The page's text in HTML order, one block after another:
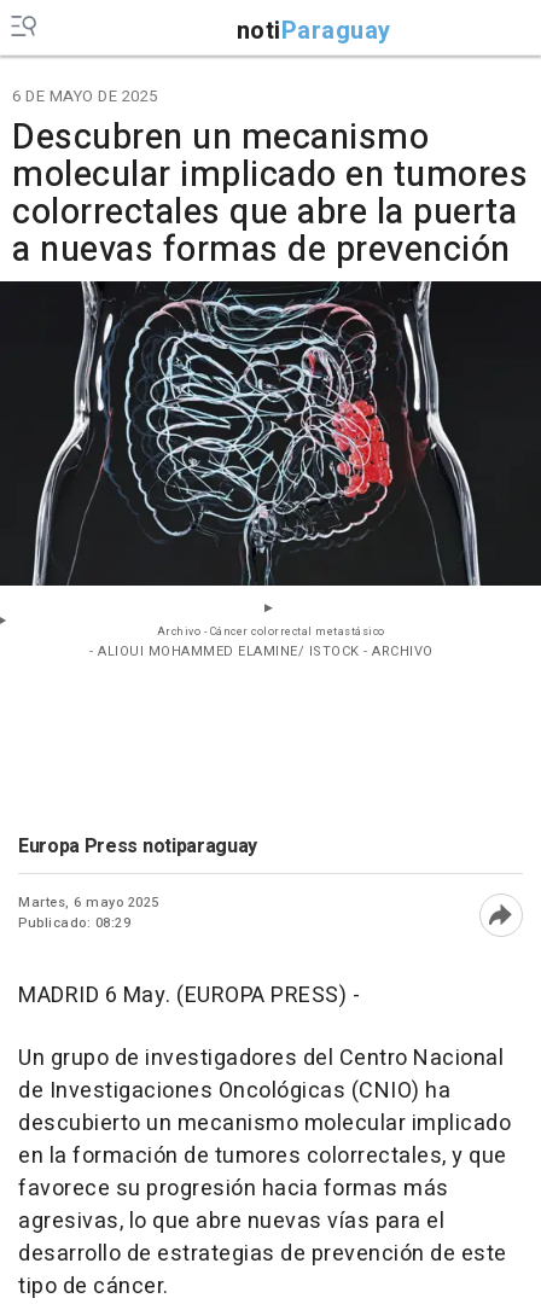
notiParaguay
6 DE MAYO DE 2025
Descubren un mecanismo
molecular implicado en tumores
colorrectales que abre la puerta
a nuevas formas de prevención
Archivo - Cáncer colorrectal metastásico
- ALIOUI MOHAMMED ELAMINE/ ISTOCK - ARCHIVO
Europa Press notiparaguay
Martes, 6 mayo 2025
Publicado: 08:29
MADRID 6 May. (EUROPA PRESS) -
Un grupo de investigadores del Centro Nacional
de Investigaciones Oncológicas (CNIO) ha
descubierto un mecanismo molecular implicado
en la formación de tumores colorrectales, y que
favorece su progresión hacia formas más
agresivas, lo que abre nuevas vías para el
desarrollo de estrategias de prevención de este
tipo de cáncer.